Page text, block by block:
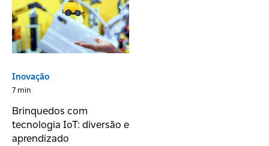
Inovação
7 min
Brinquedos com
tecnologia IoT: diversão e
aprendizado